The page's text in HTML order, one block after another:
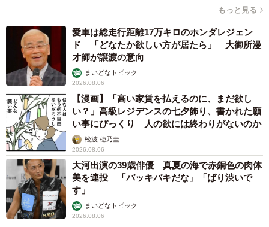
もっと見る
愛車は総走行距離17万キロのホンダレジェン
ド 「どなたか欲しい方が居たら」 大御所漫
才師が譲渡の意向
まいどなトピック
2026.08.06
【漫画】「高い家賃を払えるのに、まだ欲し
い？」高級レジデンスの七夕飾り、書かれた願
い事にびっくり 人の欲には終わりがないのか
松波 穂乃圭
2026.08.06
大河出演の39歳俳優 真夏の海で赤銅色の肉体
美を連投 「バッキバキだな」「ばり渋いで
す」
まいどなトピック
2026.08.06